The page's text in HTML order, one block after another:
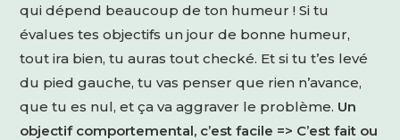
qui dépend beaucoup de ton humeur ! Si tu
évalues tes objectifs un jour de bonne humeur,
tout ira bien, tu auras tout checké. Et si tu t’es levé
du pied gauche, tu vas penser que rien n’avance,
que tu es nul, et ça va aggraver le problème. Un
objectif comportemental, c’est facile => C’est fait ou